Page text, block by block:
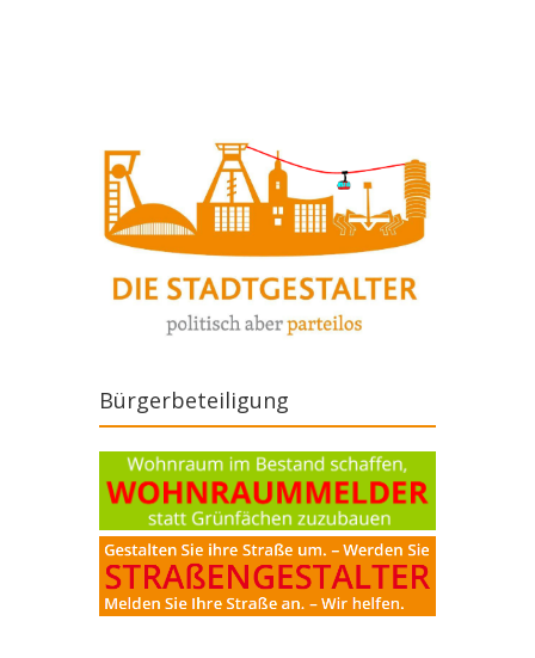
Bürgerbeteiligung